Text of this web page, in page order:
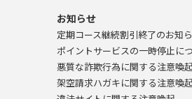
お知らせ
定期コース継続割引終了のお知
ポイントサービスの一時停止に
悪質な詐欺行為に関する注意喚起
架空請求ハガキに関する注意喚起